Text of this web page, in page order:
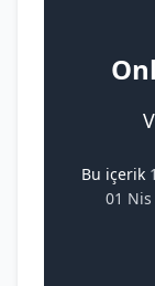
Bu içerik
01